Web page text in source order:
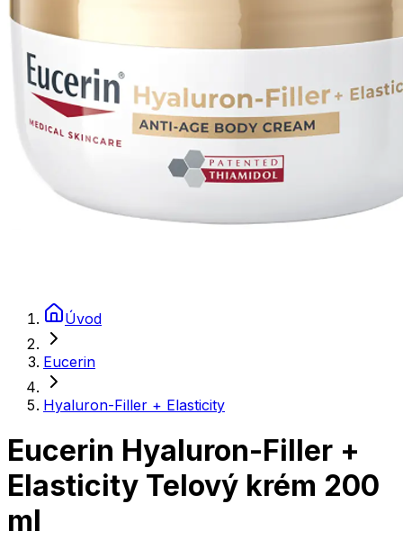
Úvod
Eucerin
Hyaluron-Filler + Elasticity
Eucerin Hyaluron-Filler +
Elasticity Telový krém 200
ml